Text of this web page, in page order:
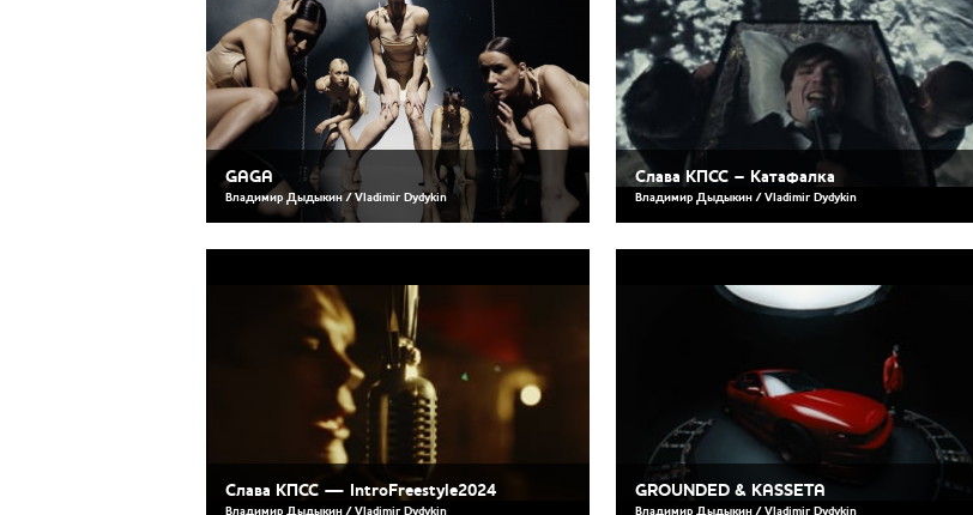
GAGA
Владимир Дыдыкин / Vladimir Dydykin
Слава КПСС – Катафалка
Владимир Дыдыкин / Vladimir Dydykin
Слава КПСС — IntroFreestyle2024
Владимир Дыдыкин / Vladimir Dydykin
GROUNDED & KASSETA
Владимир Дыдыкин / Vladimir Dydykin